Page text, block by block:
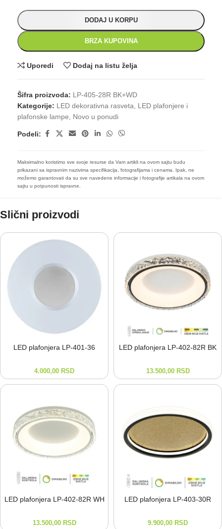
DODAJ U KORPU
BRZA KUPOVINA
Uporedi Dodaj na listu želja
Šifra proizvoda: LP-405-28R BK+WD
Kategorije: LED dekorativna rasveta, LED plafonjere i
plafonske lampe, Novo u ponudi
Podeli:
Maksimalno koristimo sve svoje resurse da Vam artikli na ovom sajtu budu
prikazani sa ispravnim nazivima specifikacija, fotografijama i cenama. Ipak, ne
možemo garantovati da su sve navedene informacije i fotografije artikala na ovom
sajtu u potpunosti ispravne.
Slični proizvodi
LED plafonjera LP-⁠401-⁠36
4.000,00 RSD
LED plafonjera LP-⁠402-⁠82R BK
13.500,00 RSD
LED plafonjera LP-⁠402-⁠82R WH
13.500,00 RSD
LED plafonjera LP-⁠403-⁠30R
9.900,00 RSD